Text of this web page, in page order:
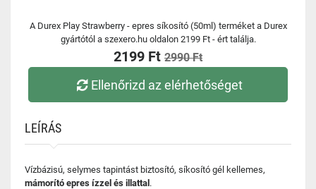
A Durex Play Strawberry - epres síkosító (50ml) terméket a Durex
gyártótól a szexero.hu oldalon 2199 Ft - ért találja.
2199 Ft 2990 Ft
Ellenőrizd az elérhetőséget
LEÍRÁS
Vízbázisú, selymes tapintást biztosító, síkosító gél kellemes,
mámorító epres ízzel és illattal .